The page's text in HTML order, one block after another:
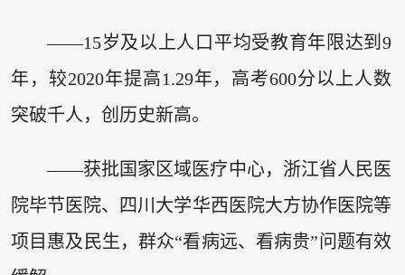
——15岁及以上人口平均受教育年限达到9
年，较2020年提高1.29年，高考600分以上人数
突破千人，创历史新高。
——获批国家区域医疗中心，浙江省人民医
院毕节医院、四川大学华西医院大方协作医院等
项目惠及民生，群众“看病远、看病贵”问题有效